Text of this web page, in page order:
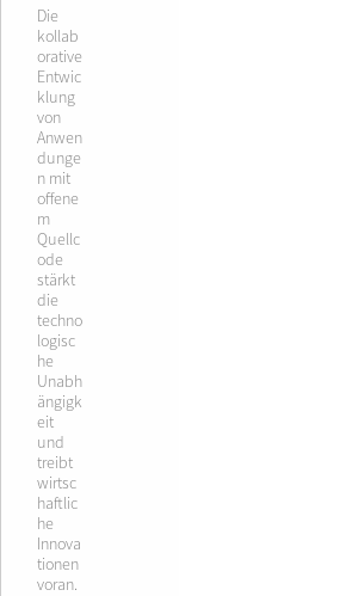
Die
kollab
orative
Entwic
klung
von
Anwen
dunge
n mit
offene
m
Quellc
ode
stärkt
die
techno
logisc
he
Unabh
ängigk
eit
und
treibt
wirtsc
haftlic
he
Innova
tionen
voran.